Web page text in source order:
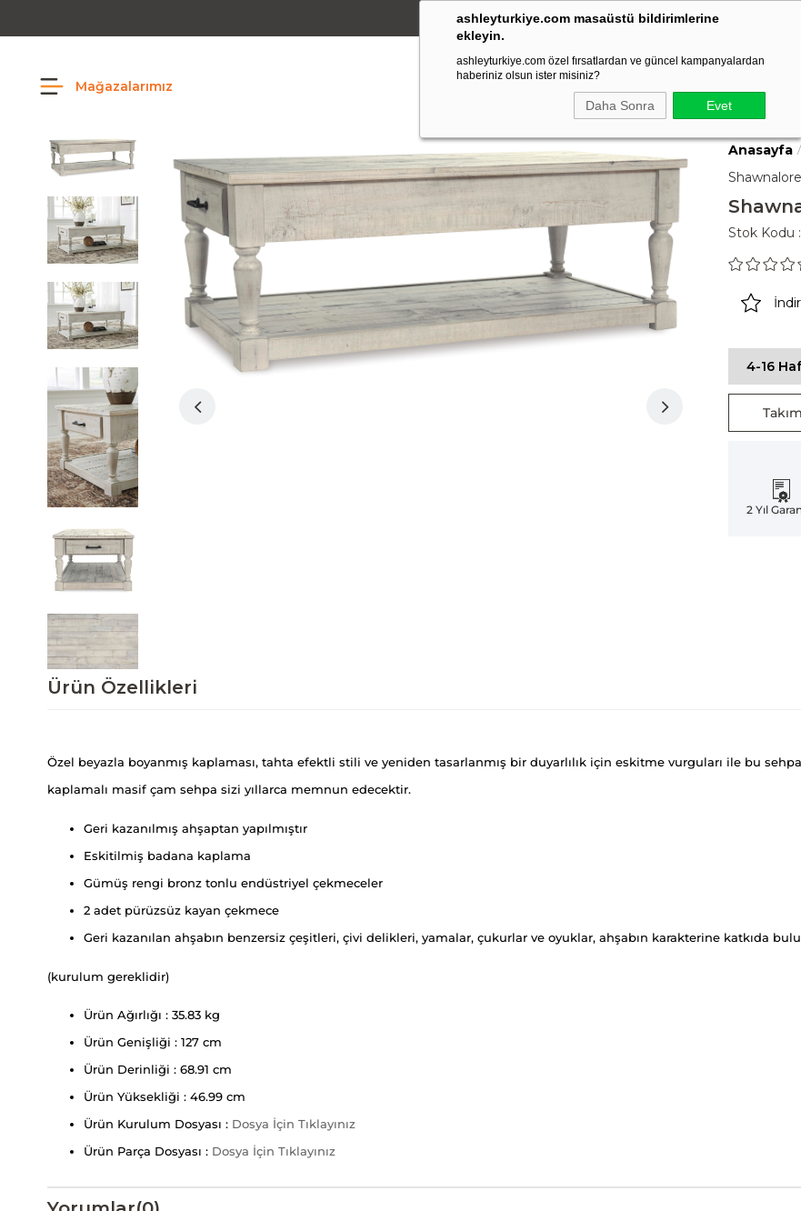
ashleyturkiye.com masaüstü bildirimlerine
ekleyin.
ashleyturkiye.com özel fırsatlardan ve güncel kampanyalardan
haberiniz olsun ister misiniz?
Daha Sonra Evet
Amerikan Stili Ergonomik Tasarım
Mağazalarımız
Anasayfa
Stok Kodu
4-16
2 Yıl
Ürün Özellikleri
Özel beyazla boyanmış kaplaması, tahta efektli stili ve yeniden tasarlanmış bir duyarlılık için eskitme vurguları ile bu
kaplamalı masif çam sehpa sizi yıllarca memnun edecektir.
Geri kazanılmış ahşaptan yapılmıştır
Eskitilmiş badana kaplama
Gümüş rengi bronz tonlu endüstriyel çekmeceler
2 adet pürüzsüz kayan çekmece
Geri kazanılan ahşabın benzersiz çeşitleri, çivi delikleri, yamalar, çukurlar ve oyuklar, ahşabın karakterine katkıda
(kurulum gereklidir)
Ürün Ağırlığı : 35.83 kg
Ürün Genişliği : 127 cm
Ürün Derinliği : 68.91 cm
Ürün Yüksekliği : 46.99 cm
Ürün Kurulum Dosyası : Dosya İçin Tıklayınız
Ürün Parça Dosyası : Dosya İçin Tıklayınız